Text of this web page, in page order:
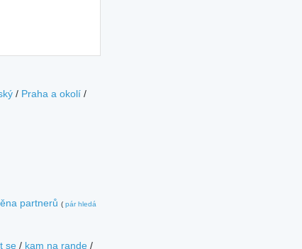
/ Praha a okolí /
partnerů ( pár hledá
se / kam na rande /